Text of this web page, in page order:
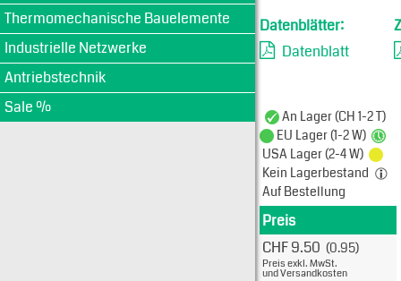
Thermomechanische Bauelemente
Industrielle Netzwerke
Antriebstechnik
Sale %
Datenblätter:
Datenblatt
An Lager (CH 1-2 T)
EU Lager (1-2 W)
USA Lager (2-4 W)
Kein Lagerbestand
Auf Bestellung
Produkt
Preis
CHF 9.50 (0.95)
Preis exkl. MwSt.
und Versandkosten